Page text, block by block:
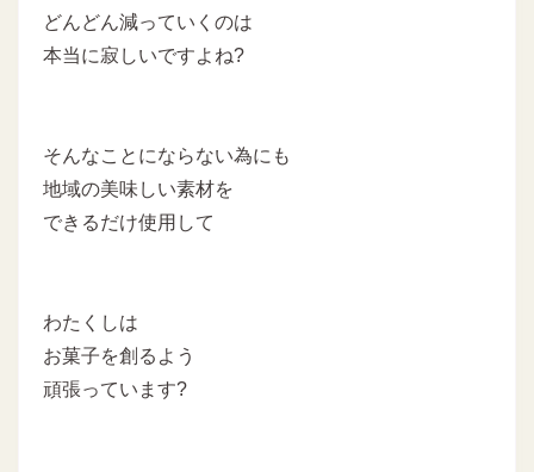
どんどん減っていくのは
本当に寂しいですよね?
そんなことにならない為にも
地域の美味しい素材を
できるだけ使用して
わたくしは
お菓子を創るよう
頑張っています?